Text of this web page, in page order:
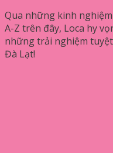
Qua những kinh
A-Z trên đây, Loca hy
những trải nghiệm
Đà Lạt!